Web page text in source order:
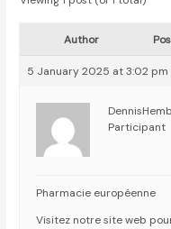
Author
5 January 2025 at 3:02 pm
Participant
Pharmacie européenne
Visitez notre site web